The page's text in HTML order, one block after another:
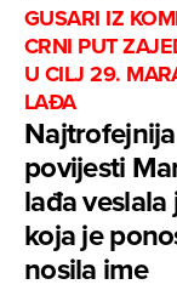
GUSARI IZ
CRNI PUT
U CILJ 29.
LAĐA
povijesti
lađa veslala
koja je
nosila ime